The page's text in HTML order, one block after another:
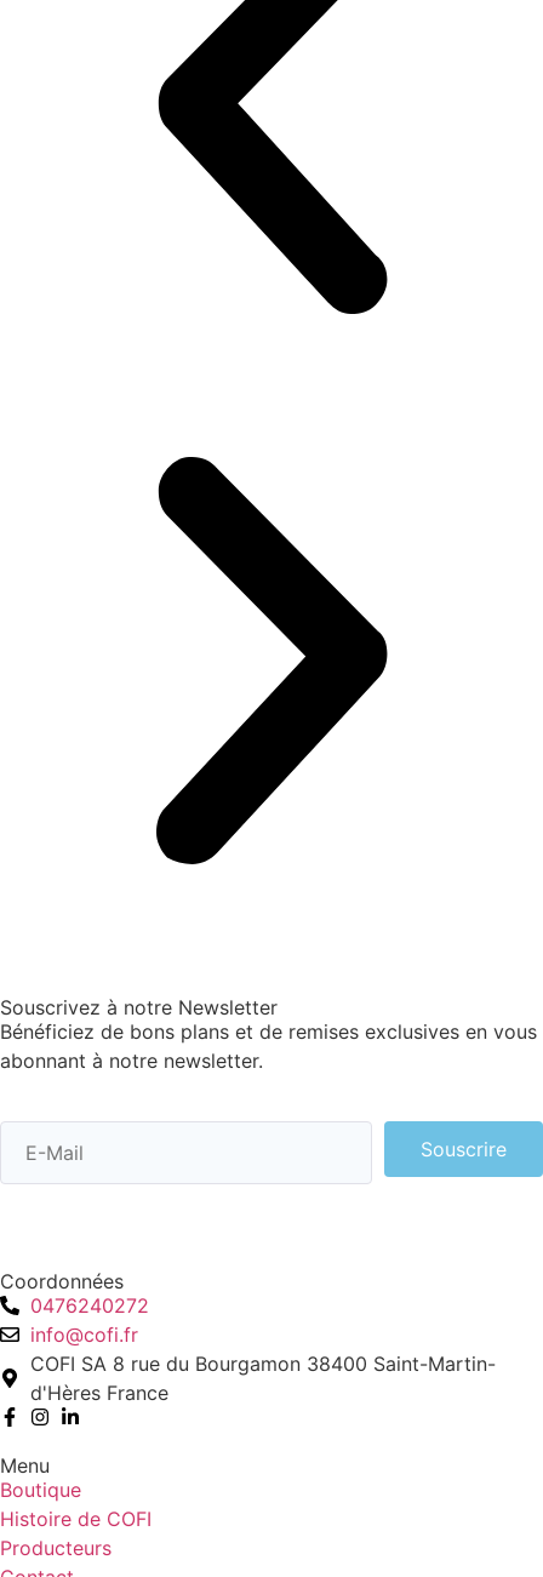
Souscrivez à notre Newsletter
Bénéficiez de bons plans et de remises exclusives en vous
abonnant à notre newsletter.
Souscrire
Coordonnées
0476240272
info@cofi.fr
COFI SA 8 rue du Bourgamon 38400 Saint-Martin-
d'Hères France
Menu
Boutique
Histoire de COFI
Producteurs